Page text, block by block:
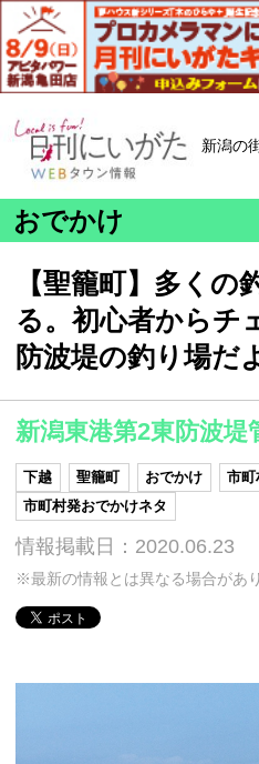
新潟の
おでかけ
【聖籠町】多く
る。初心者からチ
防波堤の釣り場だ
新潟東港第2東防波堤
下越 聖籠町 おでかけ
市町
市町村発おでかけネタ
情報掲載日：2020.06.23
※最新の情報とは異なる場合があ